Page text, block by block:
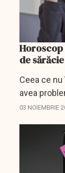
de
Ceea ce
avea
03 NOIEMBRIE